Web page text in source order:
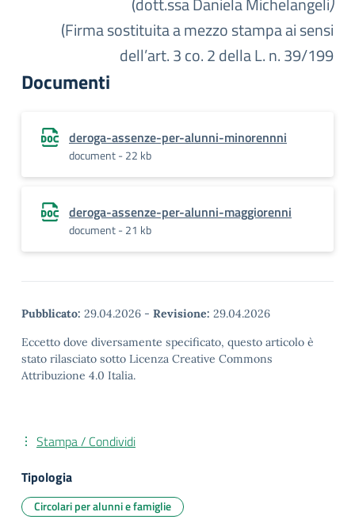
(Firma sostituita a mezzo stampa ai sensi
dell’art. 3 co. 2 della L. n. 39/199
Documenti
deroga-assenze-per-alunni-minorennni
document - 22 kb
deroga-assenze-per-alunni-maggiorenni
document - 21 kb
Pubblicato: 29.04.2026 - Revisione: 29.04.2026
Eccetto dove diversamente specificato, questo articolo è
stato rilasciato sotto Licenza Creative Commons
Attribuzione 4.0 Italia.
Stampa / Condividi
Tipologia
Circolari per alunni e famiglie